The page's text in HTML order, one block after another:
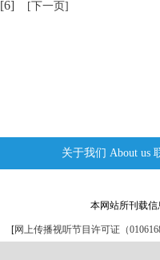
[6] [下一页]
关于我们 About us
本网站所刊载
[网上传播视听节目许可证（